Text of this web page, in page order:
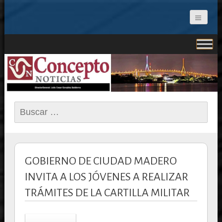
CONCEPTO NOTICIAS
Buscar:
GOBIERNO DE CIUDAD MADERO
INVITA A LOS JÓVENES A REALIZAR
TRÁMITES DE LA CARTILLA MILITAR